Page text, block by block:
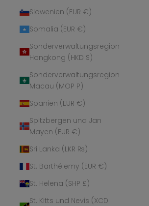
Slowenien (EUR €)
Somalia (EUR €)
Sonderverwaltungsregion
Hongkong (HKD $)
Sonderverwaltungsregion
Macau (MOP P)
Spanien (EUR €)
Spitzbergen und Jan
Mayen (EUR €)
Sri Lanka (LKR ₨)
St. Barthélemy (EUR €)
St. Helena (SHP £)
St. Kitts und Nevis (XCD